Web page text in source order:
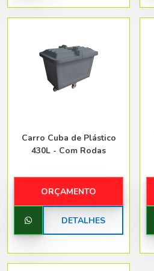
Carro Cuba de Plástico
430L - Com Rodas
ORÇAMENTO
DETALHES